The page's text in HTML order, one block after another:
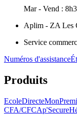
Mar - Vend :
Aplim - ZA Les
Service
Numéros d'assistance
Produits
EcoleDirecte
CFA/CFCAp'Secure